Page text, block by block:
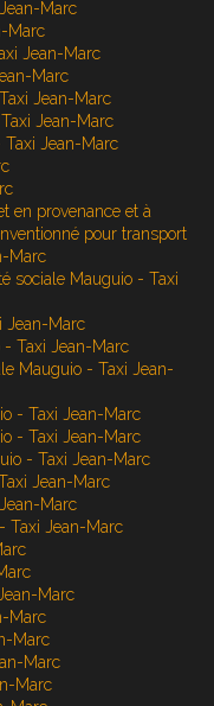
Marc
Marc
Jean-Marc
Marc
Jean-Marc
Jean-Marc
Jean-Marc
en provenance et à
pour transport
Marc
sociale Mauguio - Taxi
Jean-Marc
- Taxi Jean-Marc
Mauguio - Taxi Jean-
- Taxi Jean-Marc
- Taxi Jean-Marc
- Taxi Jean-Marc
Jean-Marc
Marc
Taxi Jean-Marc
Marc
Marc
Marc
Marc
Marc